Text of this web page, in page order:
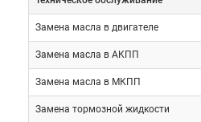
высокими динамическими
этим моторам предлагались
автоматические коробки
и 6 ступеней, а АКПП – 6.
полного привода, также
задней ведущей осью,
Замена масла в двигателе
Замена масла в АКПП
Замена масла в МКПП
Замена тормозной жидкости